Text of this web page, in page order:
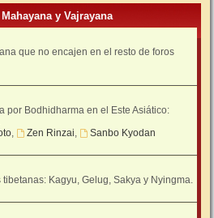
y Vajrayana
que no encajen en el resto de foros
por Bodhidharma en el Este Asiático:
, Zen Rinzai,
Sanbo Kyodan
Kagyu, Gelug, Sakya y Nyingma.